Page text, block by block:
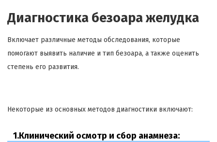
Диагностика безоаражелудка
Включает различные методы обследования, которые
помогают выявить наличие и тип безоара, а также оценить
степень его развития.
Некоторые из основных методов диагностики включают:
1.Клинический осмотр и сбор анамнеза: